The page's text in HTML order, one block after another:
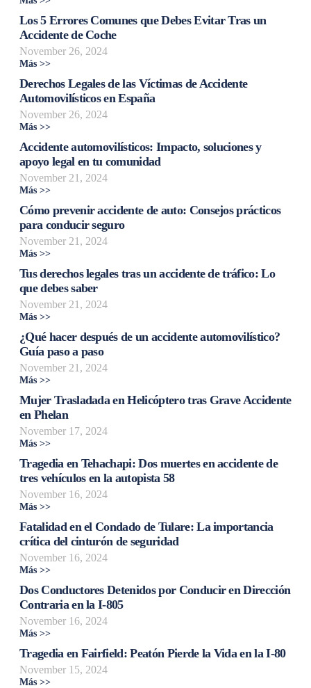
Los 5 Errores Comunes que Debes Evitar Tras un
Accidente de Coche
November 26, 2024
Más >>
Derechos Legales de las Víctimas de Accidente
Automovilísticos en España
November 26, 2024
Más >>
Accidente automovilísticos: Impacto, soluciones y
apoyo legal en tu comunidad
November 21, 2024
Más >>
Cómo prevenir accidente de auto: Consejos prácticos
para conducir seguro
November 21, 2024
Más >>
Tus derechos legales tras un accidente de tráfico: Lo
que debes saber
November 21, 2024
Más >>
¿Qué hacer después de un accidente automovilístico?
Guía paso a paso
November 21, 2024
Más >>
Mujer Trasladada en Helicóptero tras Grave Accidente
en Phelan
November 17, 2024
Más >>
Tragedia en Tehachapi: Dos muertes en accidente de
tres vehículos en la autopista 58
November 16, 2024
Más >>
Fatalidad en el Condado de Tulare: La importancia
crítica del cinturón de seguridad
November 16, 2024
Más >>
Dos Conductores Detenidos por Conducir en Dirección
Contraria en la I-805
November 16, 2024
Más >>
Tragedia en Fairfield: Peatón Pierde la Vida en la I-80
November 15, 2024
Más >>